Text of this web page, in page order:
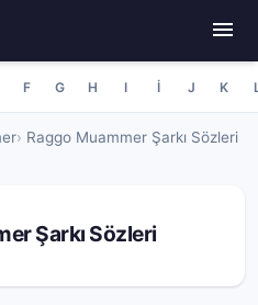
F G H I İ J K
Raggo Muammer Şarkı Sözleri
Şarkı Sözleri